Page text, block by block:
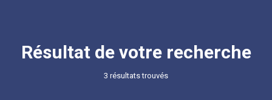
Résultat de votre recherche
3 résultats trouvés